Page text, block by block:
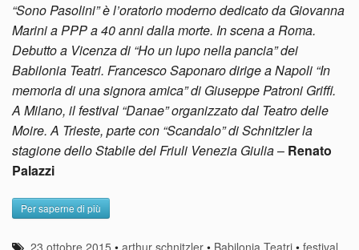
“Sono Pasolini” è l’oratorio moderno dedicato da Giovanna
Marini a PPP a 40 anni dalla morte. In scena a Roma.
Debutto a Vicenza di “Ho un lupo nella pancia” dei
Babilonia Teatri. Francesco Saponaro dirige a Napoli “In
memoria di una signora amica” di Giuseppe Patroni Griffi.
A Milano, il festival “Danae” organizzato dal Teatro delle
Moire. A Trieste, parte con “Scandalo” di Schnitzler la
stagione dello Stabile del Friuli Venezia Giulia– Renato
Palazzi
Per saperne di più